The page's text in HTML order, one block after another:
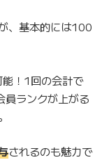
、基本的には100
！1回の会計で
ランクが上がる
されるのも魅力で